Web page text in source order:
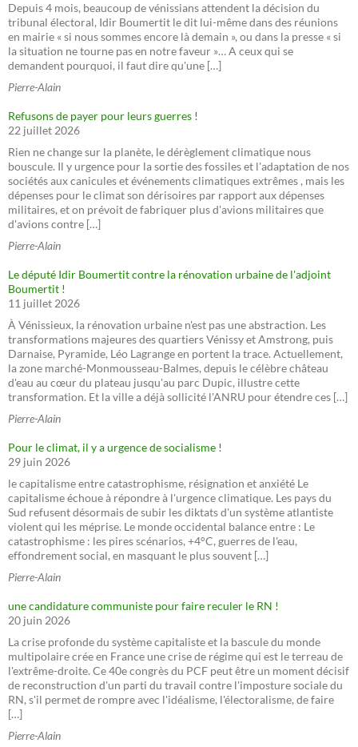
Depuis 4 mois, beaucoup de vénissians attendent la décision du
tribunal électoral, Idir Boumertit le dit lui-même dans des réunions
en mairie « si nous sommes encore là demain », ou dans la presse « si
la situation ne tourne pas en notre faveur »… A ceux qui se
demandent pourquoi, il faut dire qu'une […]
Pierre-Alain
Refusons de payer pour leurs guerres !
22 juillet 2026
Rien ne change sur la planète, le dérèglement climatique nous
bouscule. Il y urgence pour la sortie des fossiles et l'adaptation de nos
sociétés aux canicules et événements climatiques extrêmes , mais les
dépenses pour le climat son dérisoires par rapport aux dépenses
militaires, et on prévoit de fabriquer plus d'avions militaires que
d'avions contre […]
Pierre-Alain
Le député Idir Boumertit contre la rénovation urbaine de l'adjoint
Boumertit !
11 juillet 2026
À Vénissieux, la rénovation urbaine n'est pas une abstraction. Les
transformations majeures des quartiers Vénissy et Amstrong, puis
Darnaise, Pyramide, Léo Lagrange en portent la trace. Actuellement,
la zone marché-Monmousseau-Balmes, depuis le célèbre château
d'eau au cœur du plateau jusqu'au parc Dupic, illustre cette
transformation. Et la ville a déjà sollicité l'ANRU pour étendre ces […]
Pierre-Alain
Pour le climat, il y a urgence de socialisme !
29 juin 2026
le capitalisme entre catastrophisme, résignation et anxiété Le
capitalisme échoue à répondre à l'urgence climatique. Les pays du
Sud refusent désormais de subir les diktats d'un système atlantiste
violent qui les méprise. Le monde occidental balance entre : Le
catastrophisme : les pires scénarios, +4°C, guerres de l'eau,
effondrement social, en masquant le plus souvent […]
Pierre-Alain
une candidature communiste pour faire reculer le RN !
20 juin 2026
La crise profonde du système capitaliste et la bascule du monde
multipolaire crée en France une crise de régime qui est le terreau de
l'extrême-droite. Ce 40e congrès du PCF peut être un moment décisif
de reconstruction d'un parti du travail contre l'imposture sociale du
RN, s'il permet de rompre avec l'idéalisme, l'électoralisme, de faire
[…]
Pierre-Alain